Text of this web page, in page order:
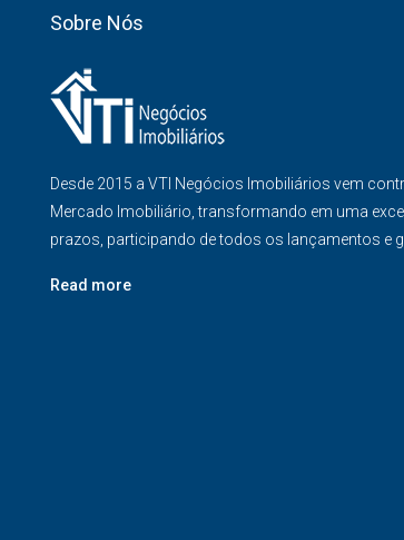
Sobre Nós
Desde 2015 a VTI Negócios Imobiliários vem
Mercado Imobiliário, transformando em uma
prazos, participando de todos os lançamentos e
Read more